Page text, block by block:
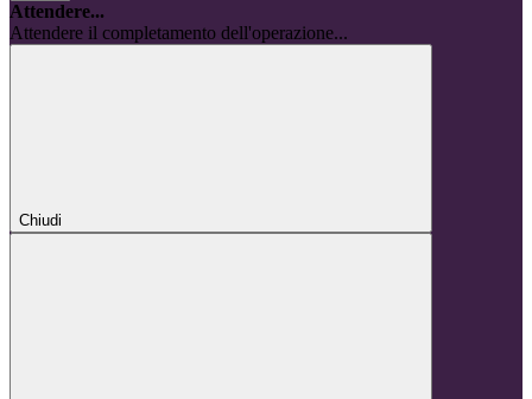
Attendere...
Attendere il completamento dell'operazione...
Chiudi